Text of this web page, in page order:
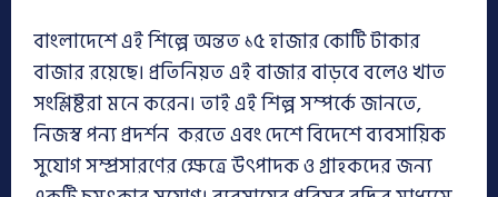
বাংলাদেশে এই শিল্পে অন্তত ১৫ হাজার কোটি টাকার
বাজার রয়েছে। প্রতিনিয়ত এই বাজার বাড়বে বলেও খাত
সংশ্লিষ্টরা মনে করেন। তাই এই শিল্প সম্পর্কে জানতে,
নিজস্ব পন্য প্রদর্শন করতে এবং দেশে বিদেশে ব্যবসায়িক
সুযোগ সম্প্রসারণের ক্ষেত্রে উৎপাদক ও গ্রাহকদের জন্য